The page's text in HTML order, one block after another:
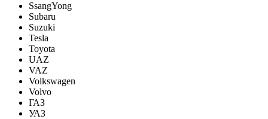
SsangYong
Subaru
Suzuki
Tesla
Toyota
UAZ
VAZ
Volkswagen
Volvo
ГАЗ
УАЗ